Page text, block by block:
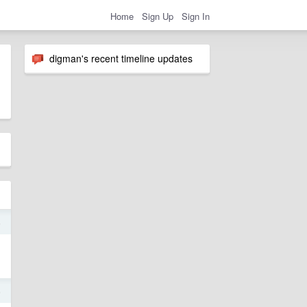
Home Sign Up Sign In
digman's recent timeline updates